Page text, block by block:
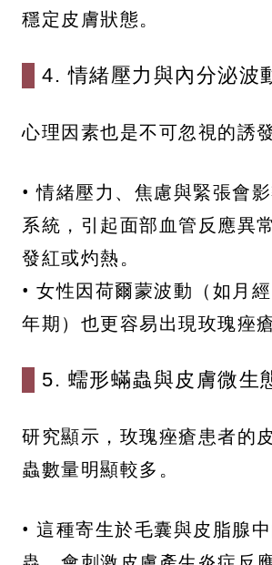
穩定皮膚狀態。
4. 情緒壓力與內分泌波
心理因素也是不可忽視的誘發
• 情緒壓力、焦慮與緊張會
系統，引起面部血管反應異
發紅或灼熱。
• 女性因荷爾蒙波動（如月
年期）也更容易出現玫瑰痤
5. 蠕形蟎蟲與皮膚微生
研究顯示，玫瑰痤瘡患者的
蟲數量明顯較多。
• 這種寄生於毛囊與皮脂腺